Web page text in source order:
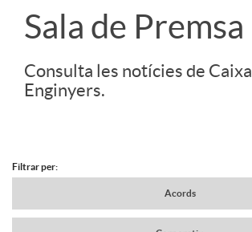
S
d
Sala de Premsa
Consulta les notícies de Caixa
Enginyers.
N
Filtrar per:
Acords